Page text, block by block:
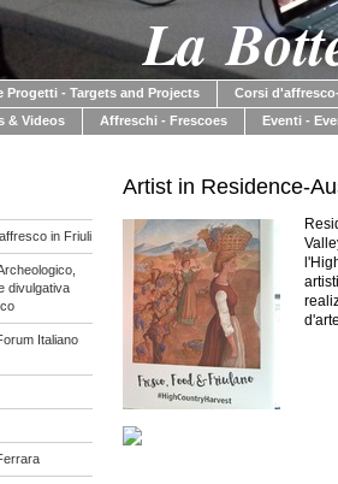
La
Progetti - Targets and Projects
Corsi
& Videos
Affreschi - Frescoes Eventi -
in Friuli
divulgativa
Italiano
Artist in Residence-